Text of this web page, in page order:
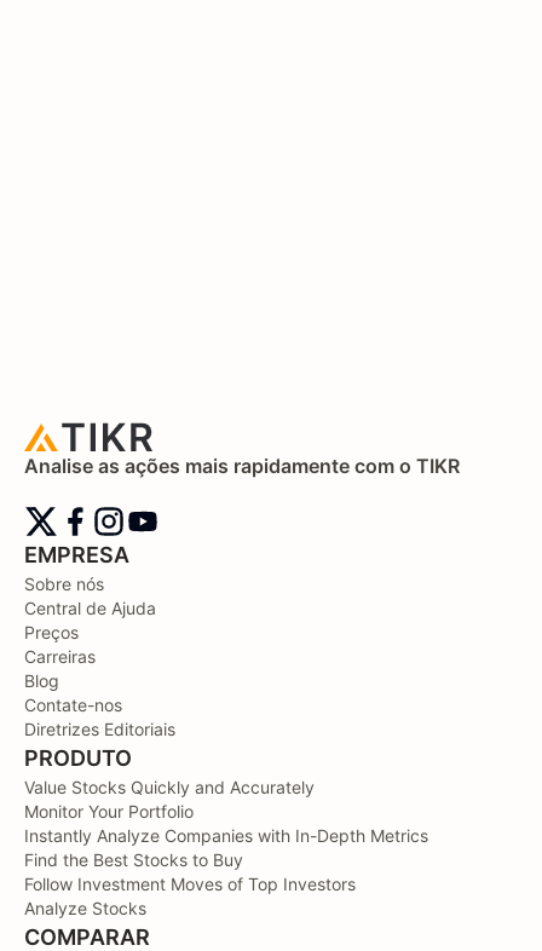
Analise as ações mais rapidamente com o TIKR
EMPRESA
Sobre nós
Central de Ajuda
Preços
Carreiras
Blog
Contate-nos
Diretrizes Editoriais
PRODUTO
Value Stocks Quickly and Accurately
Monitor Your Portfolio
Instantly Analyze Companies with In-Depth Metrics
Find the Best Stocks to Buy
Follow Investment Moves of Top Investors
Analyze Stocks
COMPARAR